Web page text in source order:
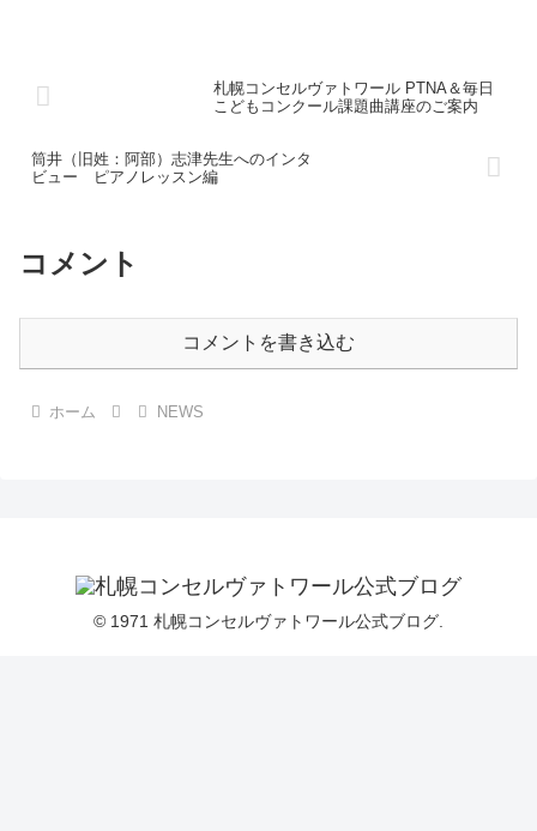
札幌コンセルヴァトワール PTNA＆毎日
こどもコンクール課題曲講座のご案内
筒井（旧姓：阿部）志津先生へのインタ
ビュー ピアノレッスン編
コメント
コメントを書き込む
ホーム NEWS
© 1971 札幌コンセルヴァトワール公式ブログ.